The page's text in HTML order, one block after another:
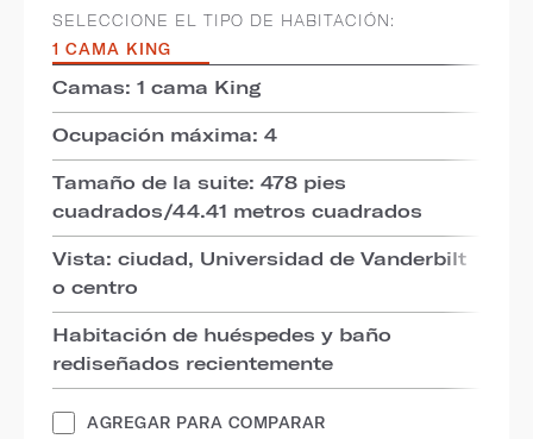
SELECCIONE EL TIPO DE HABITACIÓN:
1 CAMA KING
Camas: 1 cama King
Ocupación máxima: 4
Tamaño de la suite: 478 pies
cuadrados/44.41 metros cuadrados
Vista: ciudad, Universidad de Vanderbilt
o centro
Habitación de huéspedes y baño
rediseñados recientemente
AGREGAR PARA COMPARAR